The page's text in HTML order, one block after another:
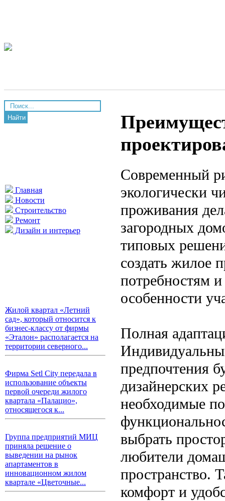
Найти
Главная
Новости
Строительство
Ремонт
Дизайн и интерьер
Жилой квартал «Летний
сад», который относится к
бизнес-классу от фирмы
«Эталон» располагается на
территории северного...
Фирма Setl City передала в
использование объекты
первой очереди жилого
квартала «Палацио»,
относящегося к...
Группа предприятий МИЦ
приняла решение о
выведении на рынок
апартаментов в
инновационном жилом
квартале «Цветочные...
Современный
экологически
проживания
загородных
типовых
создать жилое
потребностям
особенности
Полная
предпочтения
дизайнерских
необходимые
выбрать
любители
пространство.
комфорт и